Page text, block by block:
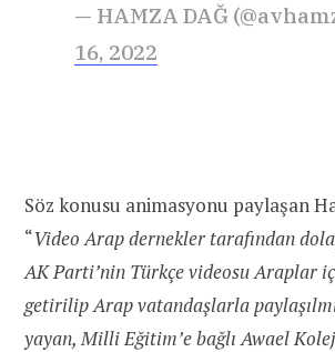
— HAMZA DAĞ
16, 2022
Söz konusu animasyonu paylaşan
“Video Arap dernekler tarafından
AK Parti’nin Türkçe videosu Araplar
getirilip Arap vatandaşlarla
yayan, Milli Eğitim’e bağlı Awael